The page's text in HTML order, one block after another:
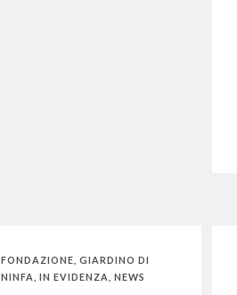
FONDAZIONE GIARDINO DI
NINFA
IN EVIDENZA NEWS